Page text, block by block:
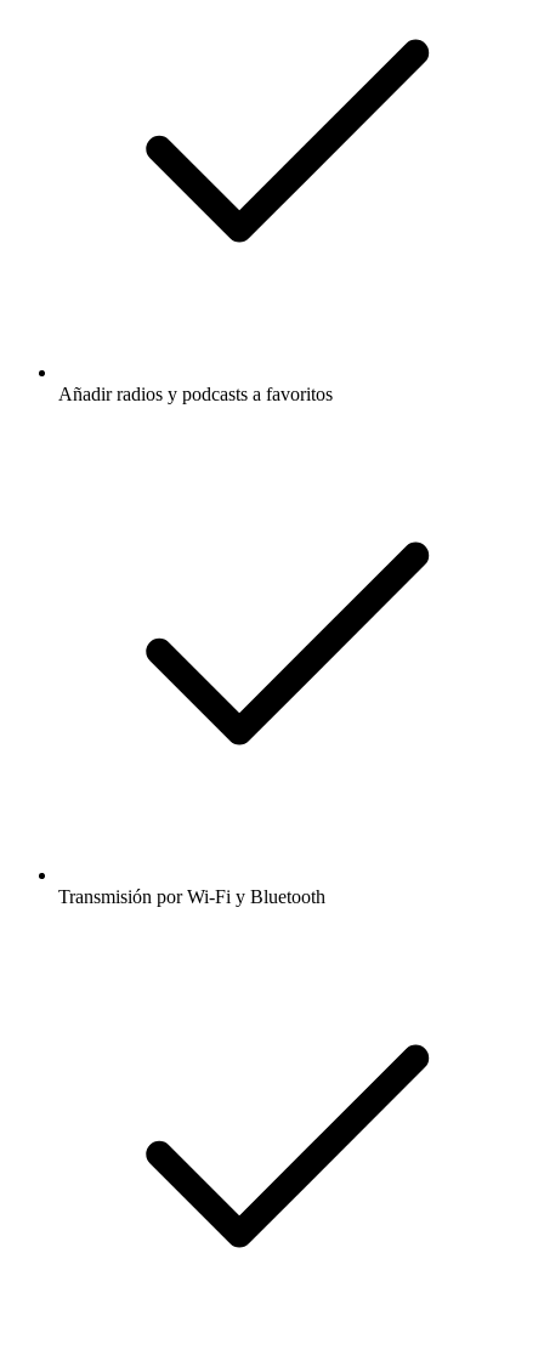
Añadir radios y podcasts a favoritos
Transmisión por Wi-Fi y Bluetooth